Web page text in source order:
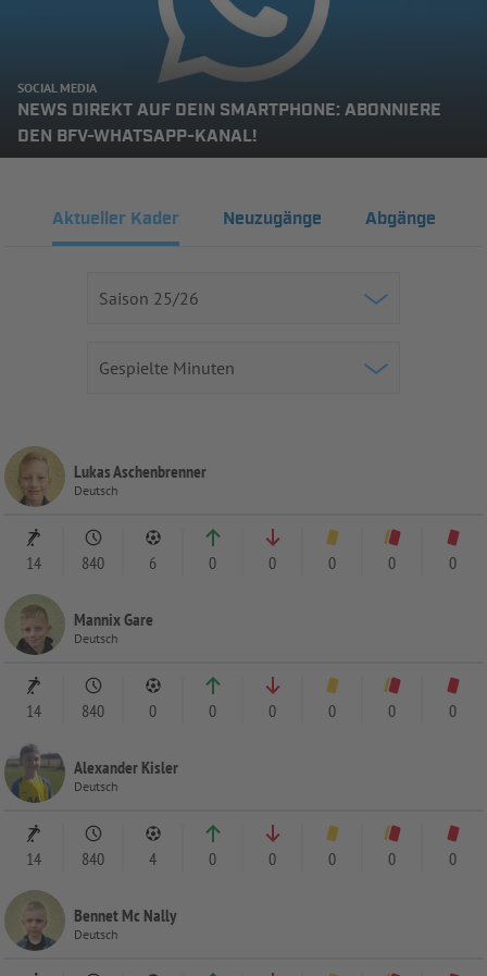
SOCIAL MEDIA
NEWS DIREKT AUF DEIN SMARTPHONE: ABONNIERE
DEN BFV-WHATSAPP-KANAL!
Aktueller Kader Neuzugänge Abgänge
Lukas Aschenbrenner
Deutsch
14 840 6 0 0 0 0 0
Mannix Gare
Deutsch
14 840 0 0 0 0 0 0
Alexander Kisler
Deutsch
14 840 4 0 0 0 0 0
Bennet Mc Nally
Deutsch